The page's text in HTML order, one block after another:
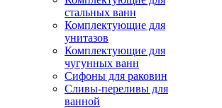
стальных ванн
Комплектующие для
унитазов
Комплектующие для
чугунных ванн
Сифоны для раковин
Сливы-переливы для
ванной